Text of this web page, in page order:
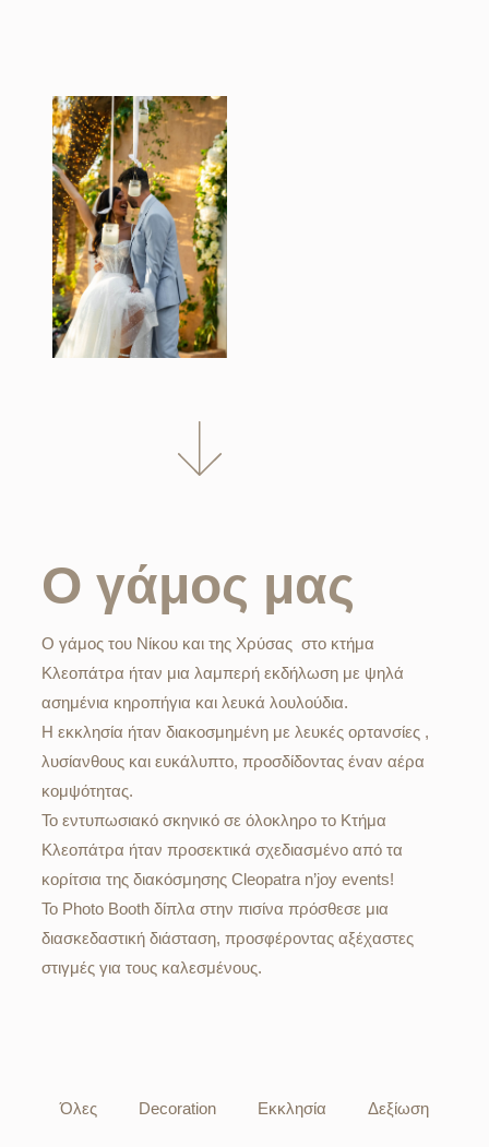
Ο γάμος μας
Ο γάμος του Νίκου και της Χρύσας στο κτήμα
Κλεοπάτρα ήταν μια λαμπερή εκδήλωση με ψηλά
ασημένια κηροπήγια και λευκά λουλούδια.
Η εκκλησία ήταν διακοσμημένη με λευκές ορτανσίες ,
λυσίανθους και ευκάλυπτο, προσδίδοντας έναν αέρα
κομψότητας.
Το εντυπωσιακό σκηνικό σε όλοκληρο το Κτήμα
Κλεοπάτρα ήταν προσεκτικά σχεδιασμένο από τα
κορίτσια της διακόσμησης Cleopatra n’joy events!
Το Photo Booth δίπλα στην πισίνα πρόσθεσε μια
διασκεδαστική διάσταση, προσφέροντας αξέχαστες
στιγμές για τους καλεσμένους.
Όλες Decoration Εκκλησία Δεξίωση